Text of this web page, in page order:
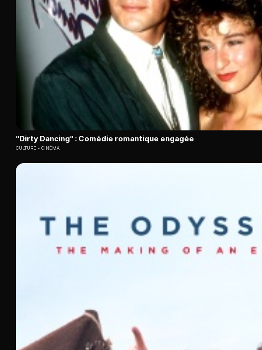
"Dirty Dancing" : Comédie romantique engagée
CULTURE CINÉMA